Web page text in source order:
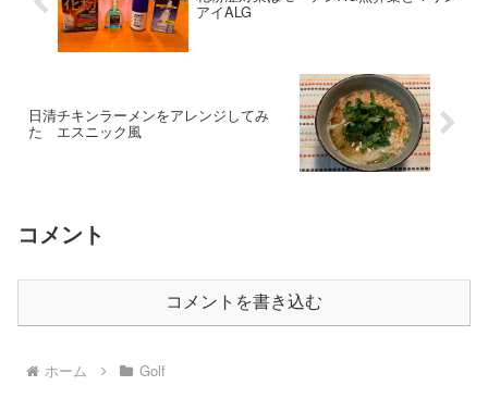
アイALG
日清チキンラーメンをアレンジしてみ
た エスニック風
コメント
コメントを書き込む
ホーム Golf